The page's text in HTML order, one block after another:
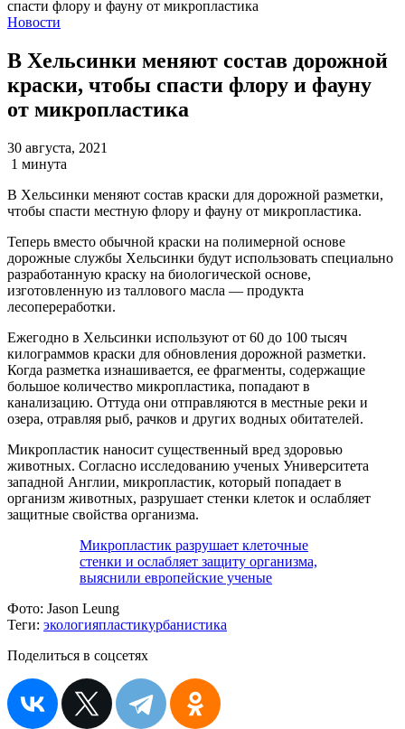
Новости
В Хельсинки меняют состав дорожной
краски, чтобы спасти флору и фауну
от микропластика
30 августа, 2021
1 минута
В Хельсинки меняют состав краски для дорожной разметки,
чтобы спасти местную флору и фауну от микропластика.
Теперь вместо обычной краски на полимерной основе
дорожные службы Хельсинки будут использовать специально
разработанную краску на биологической основе,
изготовленную из таллового масла — продукта
лесопереработки.
Ежегодно в Хельсинки используют от 60 до 100 тысяч
килограммов краски для обновления дорожной разметки.
Когда разметка изнашивается, ее фрагменты, содержащие
большое количество микропластика, попадают в
канализацию. Оттуда они отправляются в местные реки и
озера, отравляя рыб, рачков и других водных обитателей.
Микропластик наносит существенный вред здоровью
животных. Согласно исследованию ученых Университета
западной Англии, микропластик, который попадает в
организм животных, разрушает стенки клеток и ослабляет
защитные свойства организма.
Микропластик разрушает клеточные
стенки и ослабляет защиту организма,
выяснили европейские ученые
Фото: Jason Leung
Теги: экологияпластикурбанистика
Поделиться в соцсетях